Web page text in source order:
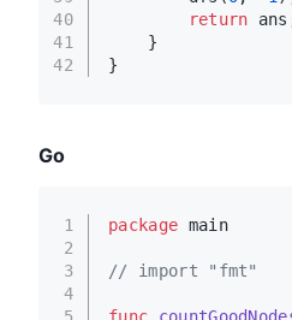
40
41
42
return
    }
}
Go
1
2
3
4
5
package main
// import "fmt"